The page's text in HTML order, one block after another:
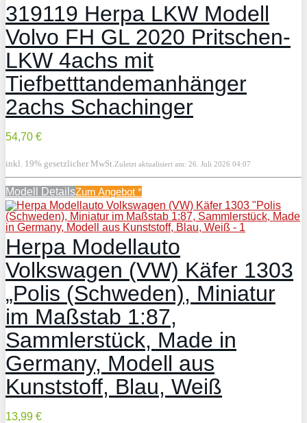
319119 Herpa LKW Modell
Volvo FH GL 2020 Pritschen-
LKW 4achs mit
Tiefbetttandemanhänger
2achs Schachinger
54,70 €
inkl. 19% gesetzlicher MwSt. Zuletzt aktualisiert am: 26. Juli 2026 04:07
Modell DetailsZum Angebot *
Herpa Modellauto
Volkswagen (VW) Käfer 1303
„Polis (Schweden), Miniatur
im Maßstab 1:87,
Sammlerstück, Made in
Germany, Modell aus
Kunststoff, Blau, Weiß
13,99 €